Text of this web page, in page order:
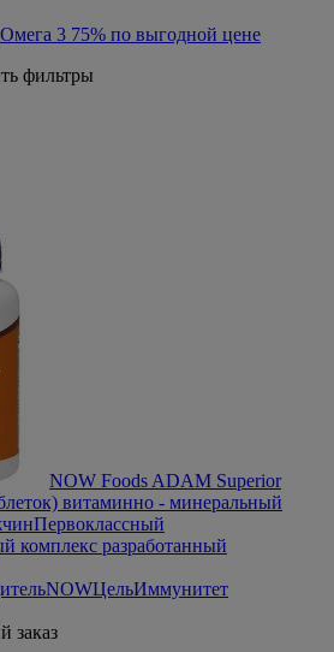
Омега 3 75% по выгодной цене
фильтры
NOW Foods ADAM Superior
витаминно - минеральный
Первоклассный
комплекс разработанный
NOWЦельИммунитет
заказ